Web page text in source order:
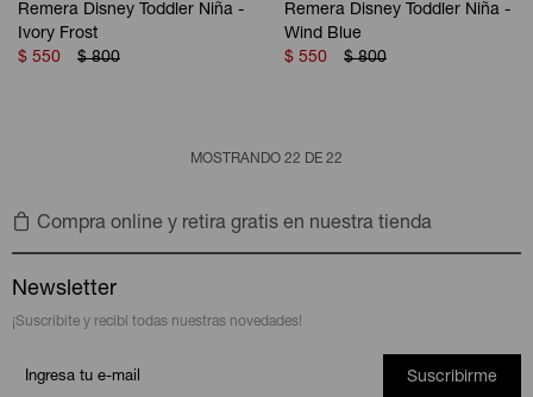
Remera Disney Toddler Niña -
Ivory Frost
$ 550 $ 800
Remera Disney Toddler Niña -
Wind Blue
$ 550 $ 800
MOSTRANDO 22 DE 22
Compra online y retira gratis en nuestra tienda
Newsletter
¡Suscribite y recibí todas nuestras novedades!
Suscribirme